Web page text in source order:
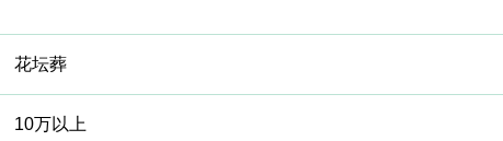
花坛葬
10万以上